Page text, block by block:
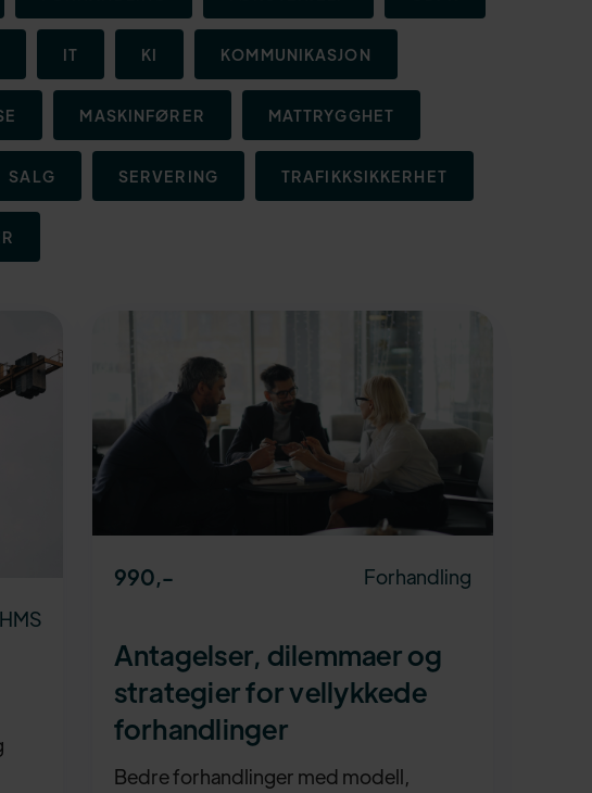
IT KI KOMMUNIKASJON
MASKINFØRER MATTRYGGHET
SALG SERVERING TRAFIKKSIKKERHET
HMS
990,- Forhandling
Antagelser, dilemmaer og
strategier for vellykkede
forhandlinger
Bedre forhandlinger med modell,